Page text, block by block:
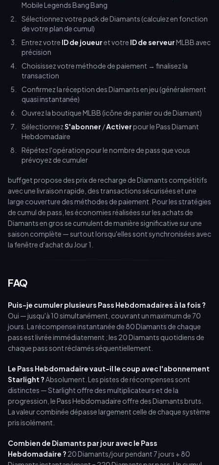
Mobile Legends Bang Bang
Sélectionnez votre pack de Diamants (calculez en fonction
de votre plan de cumul)
Entrez votre ID de joueuret votre ID de serveurMLBB avec
précision
Choisissez votre méthode de paiement → finalisez la
transaction
Confirmez la réception des Diamants en jeu (généralement
quasi instantanée)
Ouvrez la boutique MLBB (icône de panier ou de Diamant)
SélectionnezS'abonner /Activerpour le Pass Diamant
Hebdomadaire
Répétez l'opération pour le nombre de pass que vous
prévoyez de cumuler
buffget propose des prix de recharge de Diamants compétitifs
avec une livraison rapide, des transactions sécurisées et une
large couverture des méthodes de paiement. Pour les stratégies
de cumul de pass, les économies réalisées sur les achats de
Diamants en gros se cumulent de manière significative sur une
saison complète — surtout lorsqu'elles sont synchronisées avec
la fenêtre d'achat du Jour 1.
FAQ
Puis-je cumuler plusieurs Pass Hebdomadaires à la fois ?
Oui — jusqu'à 10 simultanément, couvrant un maximum de 70
jours. La récompense instantanée de 80 Diamants de chaque
pass est livrée immédiatement ; les 20 Diamants quotidiens de
chaque pass sont réclamés séquentiellement.
Le Pass Hebdomadaire vaut-il le coup avec l'abonnement
Starlight ?Absolument. Les pistes de récompenses sont
distinctes — Starlight offre des multiplicateurs et de la
progression, le Pass Hebdomadaire offre des Diamants bruts.
La valeur combinée dépasse largement celle de chaque système
pris isolément.
Combien de Diamants par jour avec le Pass
Hebdomadaire ? 20 Diamants/jour pendant 7 jours + 80